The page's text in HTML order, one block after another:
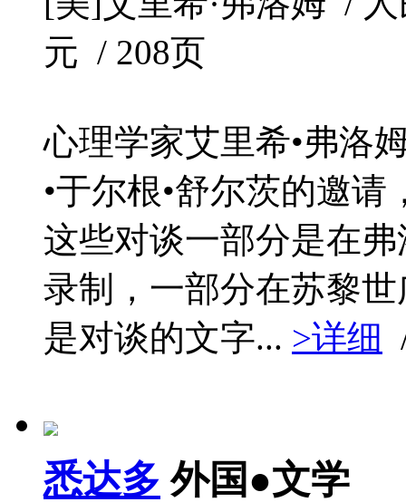
元 / 208页
心理学家艾里希•弗洛
•于尔根•舒尔茨的邀
这些对谈一部分是在
录制，一部分在苏黎
是对谈的文字... >详细
悉达多 外国●文学